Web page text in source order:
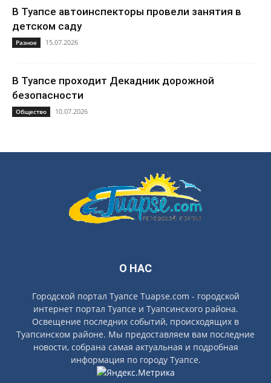
В Туапсе автоинспекторы провели занятия в
детском саду
Разное 15.07.2026
В Туапсе проходит Декадник дорожной
безопасности
Общество 10.07.2026
О НАС
Городской портал Туапсе Tuapse.com - городской
интернет портал Туапсе и Туапсинского района.
Освещение последних событий, происходящих в
Туапсинском районе. Мы предоставляем вам последние
новости, собрана самая актуальная и подробная
информация по городу Туапсе.